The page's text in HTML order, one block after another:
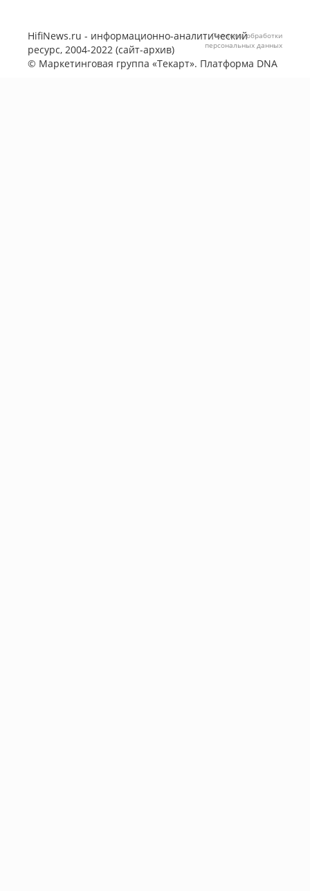
HifiNews.ru - информационно-аналитический
ресурс, 2004-2022 (сайт-архив)
© Маркетинговая группа «Текарт». Платформа DNA
Политика обработки
персональных данных